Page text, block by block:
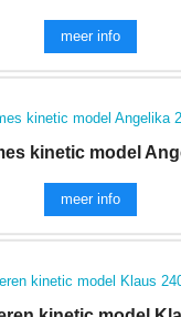
meer info
kinetic model
meer info